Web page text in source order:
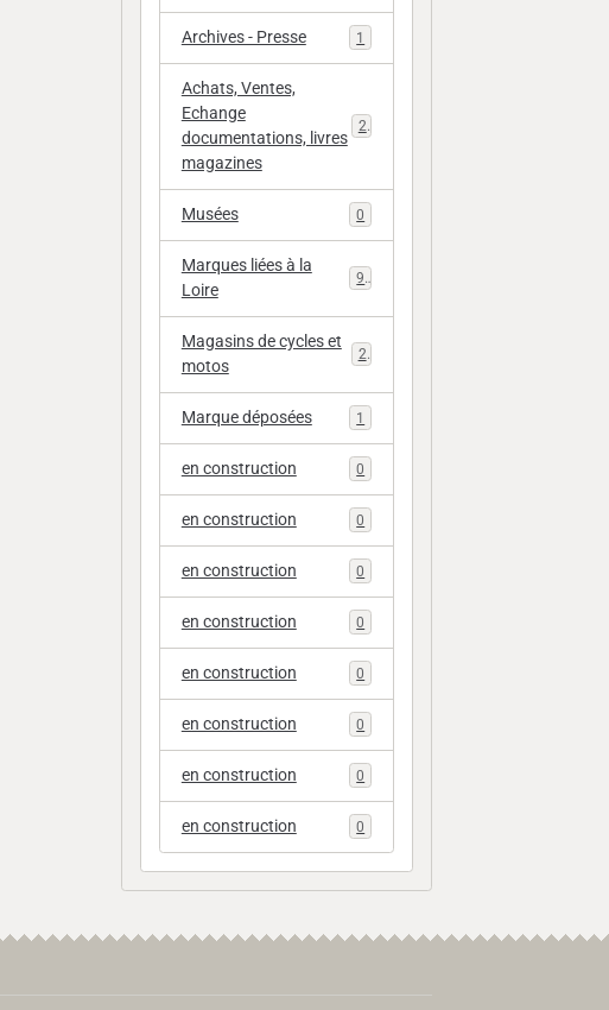
Archives - Presse 1
Achats, Ventes,
Echange
documentations, livres
magazines
20
Musées 0
Marques liées à la
Loire
9
Magasins de cycles et
motos
2
Marque déposées 1
en construction 0
en construction 0
en construction 0
en construction 0
en construction 0
en construction 0
en construction 0
en construction 0